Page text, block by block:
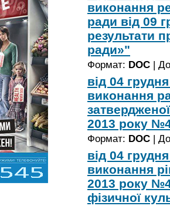
виконання
ради від 09
результати
ради»"
Формат: DOC |
від 04
виконання
2013 року
Формат: DOC |
від 04
виконання
2013 року
фізичної